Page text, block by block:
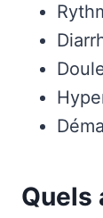
Quels